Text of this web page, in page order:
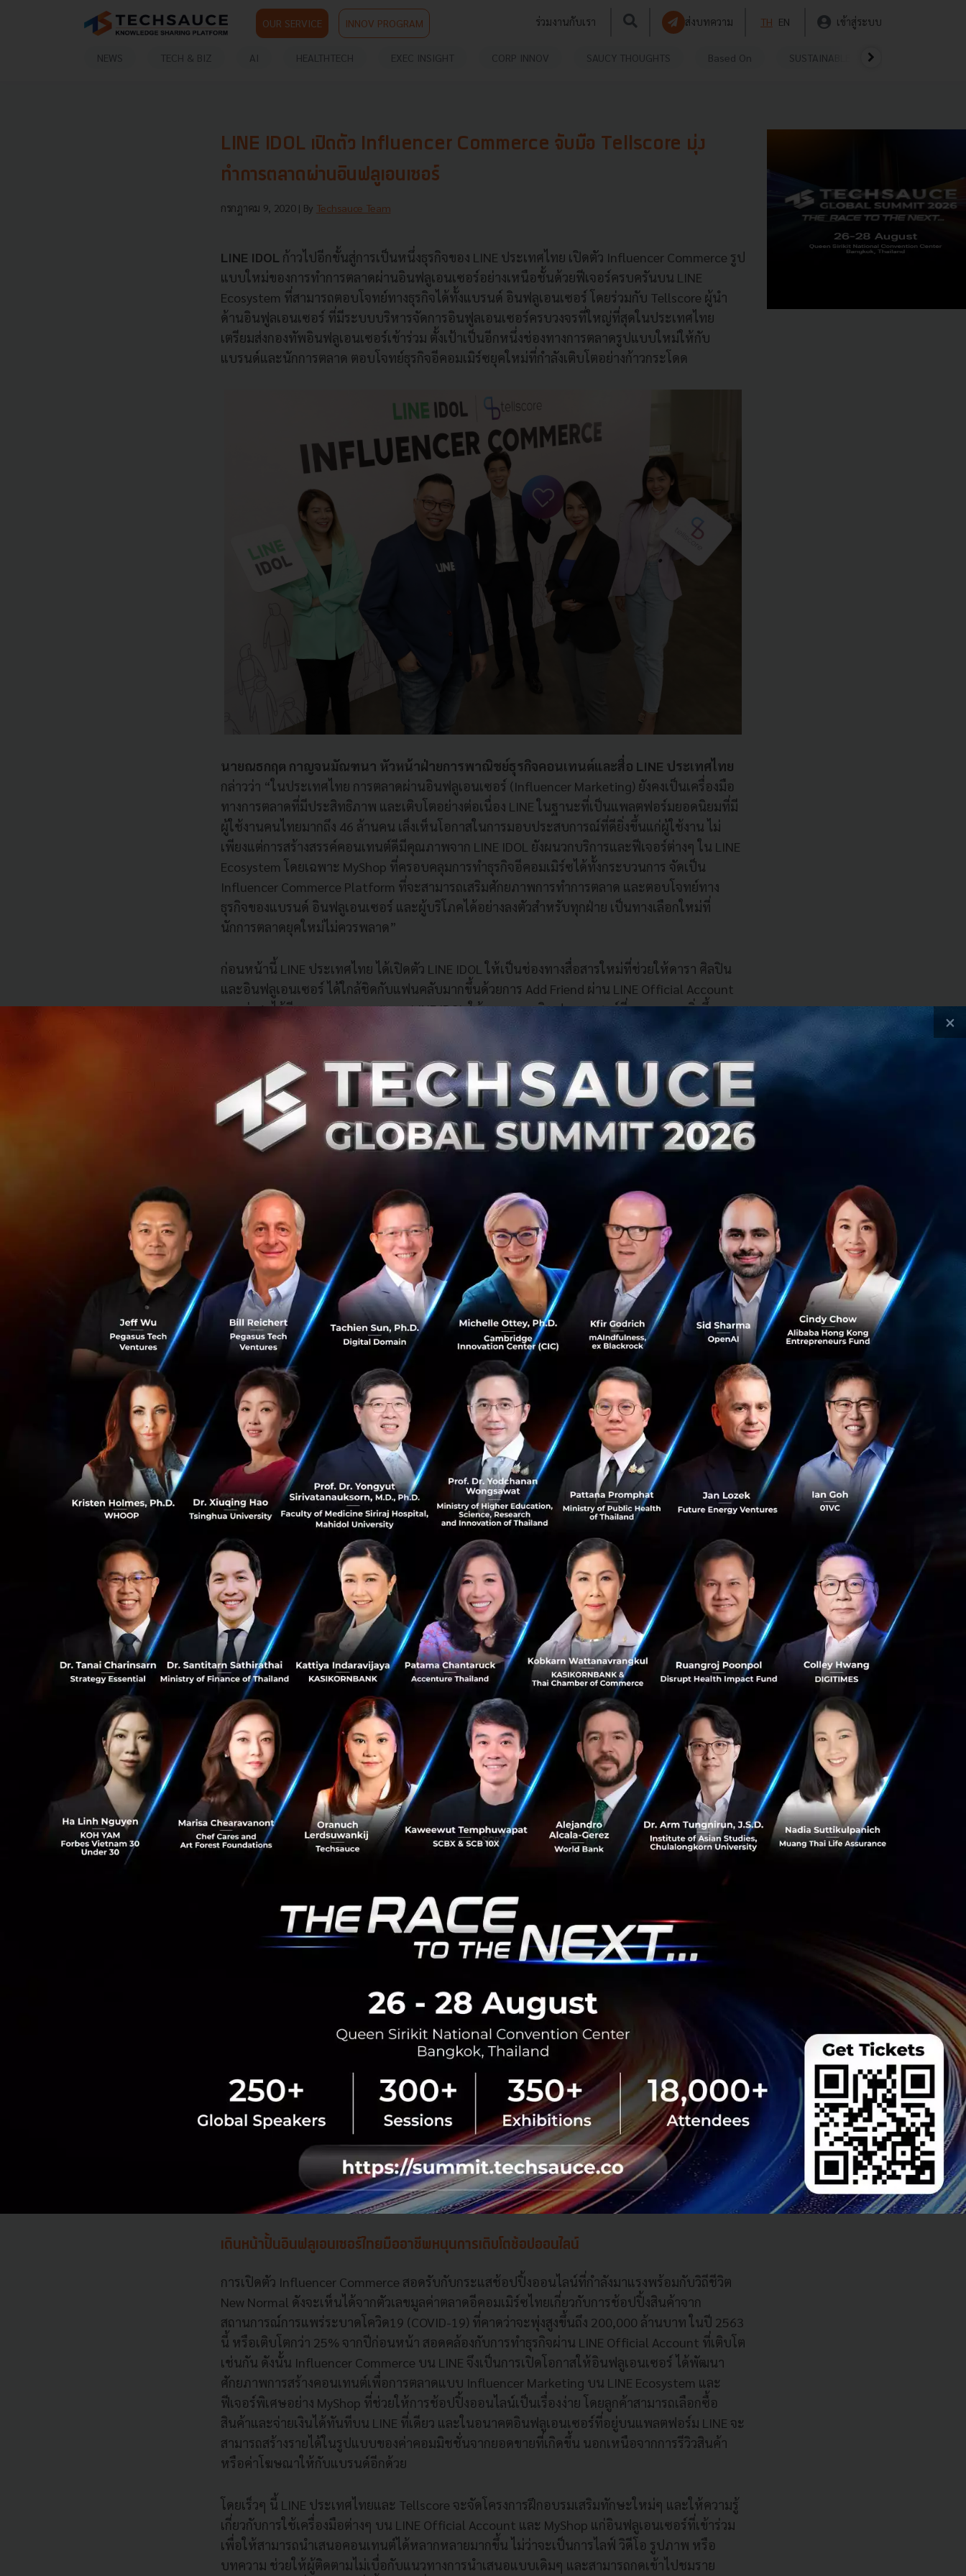
OUR SERVICE INNOV PROGRAM ร่วมงานกับเรา ส่งบทความ TH EN เข้าสู่ระบบ
NEWS TECH & BIZ AI HEALTHTECH EXEC INSIGHT CORP INNOV SAUCY THOUGHTS Based On SUSTAINABLE
0
7
LINE IDOL เปิดตัว Influencer Commerce จับมือ Tellscore มุ่ง
ทำการตลาดผ่านอินฟลูเอนเซอร์
กรกฎาคม 9, 2020 | By Techsauce Team
LINE IDOL ก้าวไปอีกขั้นสู่การเป็นหนึ่งธุรกิจของ LINE ประเทศไทย เปิดตัว Influencer Commerce รูป
แบบใหม่ของการทำการตลาดผ่านอินฟลูเอนเซอร์อย่างเหนือชั้นด้วยฟีเจอร์ครบครันบน LINE
Ecosystem ที่สามารถตอบโจทย์ทางธุรกิจได้ทั้งแบรนด์ อินฟลูเอนเซอร์ โดยร่วมกับ Tellscore ผู้นำ
ด้านอินฟูลเอนเซอร์ ที่มีระบบบริหารจัดการอินฟูลเอนเซอร์ครบวงจรที่ใหญ่ที่สุดในประเทศไทย
เตรียมส่งกองทัพอินฟลูเอนเซอร์เข้าร่วม ตั้งเป้าเป็นอีกหนึ่งช่องทางการตลาดรูปแบบใหม่ให้กับ
แบรนด์และนักการตลาด ตอบโจทย์ธุรกิจอีคอมเมิร์ซยุคใหม่ที่กำลังเติบโตอย่างก้าวกระโดด
นายณธกฤต กาญจนมัณฑนา หัวหน้าฝ่ายการพาณิชย์ธุรกิจคอนเทนต์และสื่อ LINE ประเทศไทย
กล่าวว่า “ในประเทศไทย การตลาดผ่านอินฟลูเอนเซอร์ (Influencer Marketing) ยังคงเป็นเครื่องมือ
ทางการตลาดที่มีประสิทธิภาพ และเติบโตอย่างต่อเนื่อง LINE ในฐานะที่เป็นแพลตฟอร์มยอดนิยมที่มี
ผู้ใช้งานคนไทยมากถึง 46 ล้านคน เล็งเห็นโอกาสในการมอบประสบการณ์ที่ดียิ่งขึ้นแก่ผู้ใช้งาน ไม่
เพียงแต่การสร้างสรรค์คอนเทนต์ดีมีคุณภาพจาก LINE IDOL ยังผนวกบริการและฟีเจอร์ต่างๆ ใน LINE
Ecosystem โดยเฉพาะ MyShop ที่ครอบคลุมการทำธุรกิจอีคอมเมิร์ซได้ทั้งกระบวนการ จัดเป็น
Influencer Commerce Platform ที่จะสามารถเสริมศักยภาพการทำการตลาด และตอบโจทย์ทาง
ธุรกิจของแบรนด์ อินฟลูเอนเซอร์ และผู้บริโภคได้อย่างลงตัวสำหรับทุกฝ่าย เป็นทางเลือกใหม่ที่
นักการตลาดยุคใหม่ไม่ควรพลาด”
ก่อนหน้านี้ LINE ประเทศไทย ได้เปิดตัว LINE IDOL ให้เป็นช่องทางสื่อสารใหม่ที่ช่วยให้ดารา ศิลปิน
และอินฟลูเอนเซอร์ ได้ใกล้ชิดกับแฟนคลับมากขึ้นด้วยการ Add Friend ผ่าน LINE Official Account
และล่าสุดได้มีการขยายขอบเขตของ LINE IDOL ให้ครอบคลุมอินฟลูเอนเซอร์ที่หลากหลายยิ่งขึ้น
500 คนขึ้นไป) ที่อยู่ในรูปแบบ Personal Account และมีผู้ติดตามบน Timeline โดยมีจุดมุ่งหมายเพื่อ
เป็นพื้นที่ที่เหล่าอินฟลูเอนเซอร์ใช้สร้างสรรค์คอนเทนต์เพื่อสร้างความใกล้ชิดกันยิ่งขึ้นกับผู้ติดตาม
และรวมไปถึงการผลิตคอนเทนต์ที่ตอบโจทย์ทางธุรกิจของแบรนด์ทั้งด้าน Awareness, Brand Love
และ Conversion นอกจากนี้ยังส่งแคมเปญ Debut by LINE IDOL เพื่อเฟ้นหาไอดอลแห่งยุคดิจิทัลใน
แบบของ LINE ประเทศไทย ที่จะสามารถสร้าง Brand Love ให้กับแบรนด์ต่างๆ ได้ต่อไป
ความร่วมมือเพื่อยกระดับมาตรฐานการให้บริการInfluencer Marketing
การจับมือกับ Tellscore ครั้งนี้ยังเป็นอีกก้าวสำคัญที่จะยกระดับการทำการตลาดผ่านอินฟลูเอนเซอร์
ยุคใหม่ที่สามารถวัดผลได้ ด้วยศักยภาพของ Tellscore ผู้เชี่ยวชาญด้าน Influencer Marketing และ
การคัดเลือกอินฟลูเอนเซอร์ที่เหมาะกับแคมเปญจะมาช่วยเติมเต็มวิสัยทัศน์ที่ต้องการเป็น Influencer
Commerce Platform ของ LINE
นางสาวสุวิตา จรัญวงศ์ ประธานกรรมการบริหารและผู้ร่วมก่อตั้ง Tellscore
บริโภคเปลี่ยนแปลงอย่างรวดเร็วดังนั้นนักการตลาดยุคใหม่ต้องตามให้ทัน โดยต้องมีแพลตฟอร์ม
ตลอดจนเทคโนโลยีที่สามารถช่วยให้การทำการตลาดผ่านอินฟลูเอนเซอร์มีประสิทธิภาพมากที่สุดและ
สามารถวัดผลได้ ยิ่งไปกว่านั้นต้องทำได้มากกว่าสร้างการรับรู้ คือต้องสามารถช่วยสร้างโอกาสในการ
ขายได้ด้วย ดังนั้นความร่วมมือระหว่าง LINE และ Tellscore จึงเป็นการผสานจุดแข็งของ LINE ด้าน
แพลตฟอร์มที่มี Ecosystem สมบูรณ์แบบและมีผู้ใช้งานจำนวนมาก กับเทคโนโลยีและความเชี่ยวชาญ
เชิงลึกด้านการตลาดผ่านอินฟลูเอนเซอร์ของ Tellscore เพื่อให้อินฟลูเอนเซอร์ไทยสามารถนำเสนอ
คอนเทนต์ที่มีคุณภาพของตนให้เข้าถึงกลุ่มเป้าหมายได้อย่างเต็มประสิทธิภาพ อนึ่ง ภายใต้ความร่วม
มือครั้งนี้ อินฟลูเอนเซอร์ในฐานข้อมูลของ Tellscore จะได้รับการคัดเลือกให้เข้ามาเป็นส่วนหนึ่งของ
เดินหน้าปั้นอินฟลูเอนเซอร์ไทยมืออาชีพหนุนการเติบโตช้อปออนไลน์
การเปิดตัว Influencer Commerce สอดรับกับกระแสช้อปปิ้งออนไลน์ที่กำลังมาแรงพร้อมกับวิถีชีวิต
New Normal ดังจะเห็นได้จากตัวเลขมูลค่าตลาดอีคอมเมิร์ซไทยเกี่ยวกับการช้อปปิ้งสินค้าจาก
สถานการณ์การแพร่ระบาดโควิด19 (COVID-19) ที่คาดว่าจะพุ่งสูงขึ้นถึง 200,000 ล้านบาท ในปี 2563
นี้ หรือเติบโตกว่า 25% จากปีก่อนหน้า สอดคล้องกับการทำธุรกิจผ่าน LINE Official Account ที่เติบโต
เช่นกัน ดังนั้น Influencer Commerce บน LINE จึงเป็นการเปิดโอกาสให้อินฟลูเอนเซอร์ ได้พัฒนา
ศักยภาพการสร้างคอนเทนต์เพื่อการตลาดแบบ Influencer Marketing บน LINE Ecosystem และ
ฟีเจอร์พิเศษอย่าง MyShop ที่ช่วยให้การช้อปปิ้งออนไลน์เป็นเรื่องง่าย โดยลูกค้าสามารถเลือกซื้อ
สินค้าและจ่ายเงินได้ทันทีบน LINE ที่เดียว และในอนาคตอินฟลูเอนเซอร์ที่อยู่บนแพลตฟอร์ม LINE จะ
สามารถสร้างรายได้ในรูปแบบของค่าคอมมิชชั่นจากยอดขายที่เกิดขึ้น นอกเหนือจากการรีวิวสินค้า
หรือค่าโฆษณาให้กับแบรนด์อีกด้วย
โดยเร็วๆ นี้ LINE ประเทศไทยและ Tellscore จะจัดโครงการฝึกอบรมเสริมทักษะใหม่ๆ และให้ความรู้
เกี่ยวกับการใช้เครื่องมือต่างๆ บน LINE Official Account และ MyShop แก่อินฟลูเอนเซอร์ที่เข้าร่วม
เพื่อให้สามารถนำเสนอคอนเทนต์ได้หลากหลายมากขึ้น ไม่ว่าจะเป็นการไลฟ์ วิดีโอ รูปภาพ หรือ
บทความ ช่วยให้ผู้ติดตามไม่เบื่อกับแนวทางการนำเสนอแบบเดิมๆ และสามารถกดเข้าไปชมราย
×